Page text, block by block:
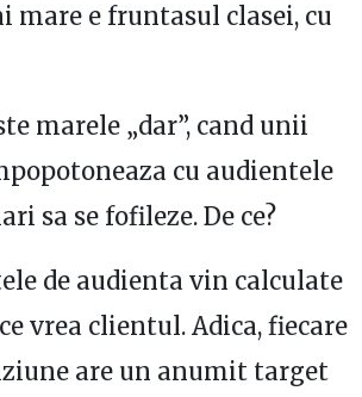
mare e fruntasul clasei, cu
marele „dar”, cand unii
cu audientele
sa se fofileze. De ce?
de audienta vin calculate
vrea clientul. Adica, fiecare
are un anumit target